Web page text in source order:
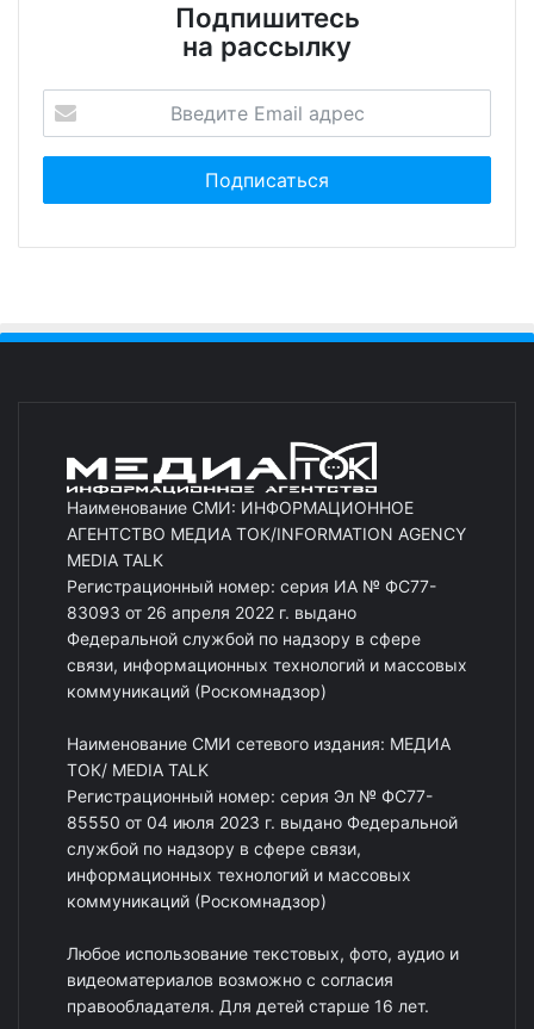
Подпишитесь
на рассылку
Наименование СМИ: ИНФОРМАЦИОННОЕ
АГЕНТСТВО МЕДИА ТОК/INFORMATION AGENCY
MEDIA TALK
Регистрационный номер: серия ИА № ФС77-
83093 от 26 апреля 2022 г. выдано
Федеральной службой по надзору в сфере
связи, информационных технологий и массовых
коммуникаций (Роскомнадзор)
Наименование СМИ сетевого издания: МЕДИА
ТОК/ MEDIA TALK
Регистрационный номер: серия Эл № ФС77-
85550 от 04 июля 2023 г. выдано Федеральной
службой по надзору в сфере связи,
информационных технологий и массовых
коммуникаций (Роскомнадзор)
Любое использование текстовых, фото, аудио и
видеоматериалов возможно с согласия
правообладателя. Для детей старше 16 лет.